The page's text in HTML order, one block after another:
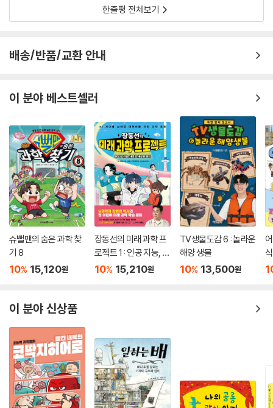
그 내용을 본문에 활용했다. 또한 이미지 생성 인공 지능이 직접 그린 이미
지들을 함께 활용해 이해를 도왔다. 정확하고 알찬 정보와 함께 유쾌한 일
이 독자들은 이 책을 통해 단순히 새로운 인공 지능의 등장에 신기해하는
챗GPT는 대화에 최적합한 인공 지능으로, 사람이 사람에게 말하듯 친절
하고 예의 바르게 답을 한다. 한 번이라도 챗GPT나 바드를 비롯한 인공 지
능에 질문을 남겨 본 사람들은 바로 알 수 있다. 저자는 어린이가 챗GPT에
좀 더 익숙해지게 하려고 저자가 아이의 눈높이로 내려가, 챗GPT~에 대
한 설명을 “어린이가 이해할 수 있는 수준으로 간단하게 00자 이내로 답
해 줘.”라는 질문의 기본 형태를 취하면서 원고를 작성했다. (편집 시에는
이를 부각하기 위해 파란색으로 저자의 (어린이의 이해를 돕기 위한 수준
의) 질문과 챗GPT의 답을 일반 저자의 견해와 구분했다.) 또한 그림 저자
의 영역에서도 그림을 그리는 인공 지능인 미드저니가 몇몇 그림을 채울
수 있게 배려했다(미드저니의 그림은 글 작가가 생성 조건을 넣고 만들었
생성형 인공 지능이 할 수 있는 영역은 매일 매일 확장되어 간다. 단순히 빠
른 변화와 확장되는 가능성에 놀랄 것이 아니라, 이 책을 읽으며 가까운 미
래 사회의 편리함을 직접 확인하고 응용해 볼 수 있는 안목을 키우기를 바
란다.
저자의 말
한줄평 전체보기
배송/반품/교환 안내
이 분야 베스트셀러
슈뻘맨의 숨은 과학 찾
기 8
10% 15,120원
장동선의 미래 과학 프
로젝트 1 : 인공 지능, 새
로운 세상을 열다
10% 15,210원
TV생물도감 6 : 놀라운
해양 생물
10% 13,500원
이 분야 신상품